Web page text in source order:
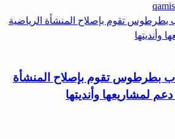
بطرطوس تقوم بإصلاح المنشأة
لمشاريعها وأنديتها